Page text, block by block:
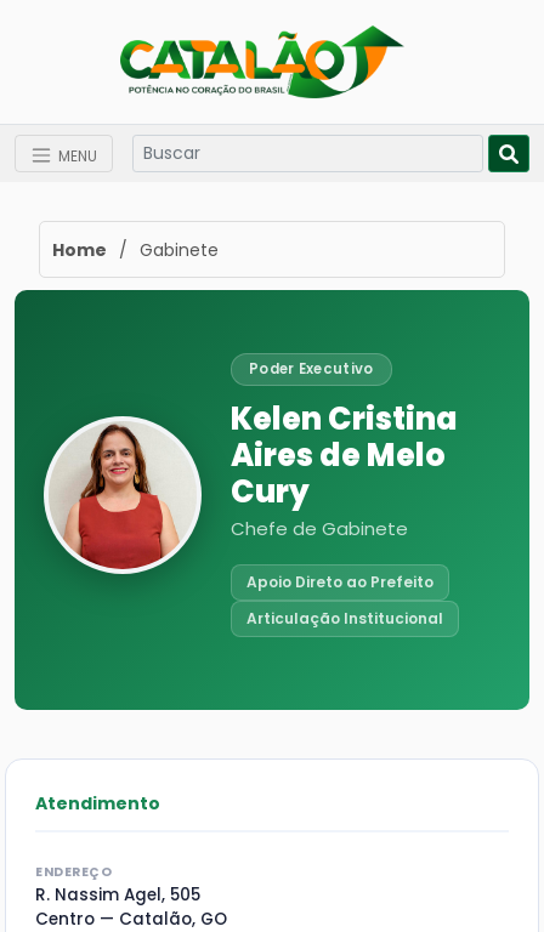
MENU
Home / Gabinete
Poder Executivo
Kelen Cristina
Aires de Melo
Cury
Chefe de Gabinete
Apoio Direto ao Prefeito
Articulação Institucional
Atendimento
ENDEREÇO
R. Nassim Agel, 505
Centro — Catalão, GO